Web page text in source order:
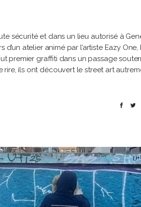
sécurité et dans un lieu autorisé à
atelier animé par l’artiste Eazy One,
premier graffiti dans un passage
ils ont découvert le street art